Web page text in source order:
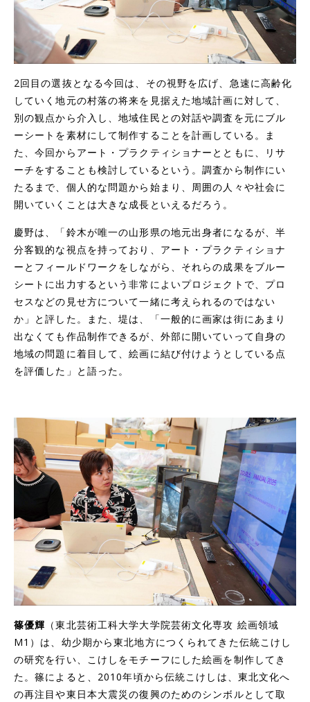
2回目の選抜となる今回は、その視野を広げ、急速に高齢化
していく地元の村落の将来を見据えた地域計画に対して、
別の観点から介入し、地域住民との対話や調査を元にブル
ーシートを素材にして制作することを計画している。ま
た、今回からアート・プラクティショナーとともに、リサ
ーチをすることも検討しているという。調査から制作にい
たるまで、個人的な問題から始まり、周囲の人々や社会に
開いていくことは大きな成長といえるだろう。
慶野は、「鈴木が唯一の山形県の地元出身者になるが、半
分客観的な視点を持っており、アート・プラクティショナ
ーとフィールドワークをしながら、それらの成果をブルー
シートに出力するという非常によいプロジェクトで、プロ
セスなどの見せ方について一緒に考えられるのではない
か」と評した。また、堤は、「一般的に画家は街にあまり
出なくても作品制作できるが、外部に開いていって自身の
地域の問題に着目して、絵画に結び付けようとしている点
を評価した」と語った。
篠優輝 （東北芸術工科大学大学院芸術文化専攻 絵画領域
M1）は、幼少期から東北地方につくられてきた伝統こけし
の研究を行い、こけしをモチーフにした絵画を制作してき
た。篠によると、2010年頃から伝統こけしは、東北文化へ
の再注目や東日本大震災の復興のためのシンボルとして取